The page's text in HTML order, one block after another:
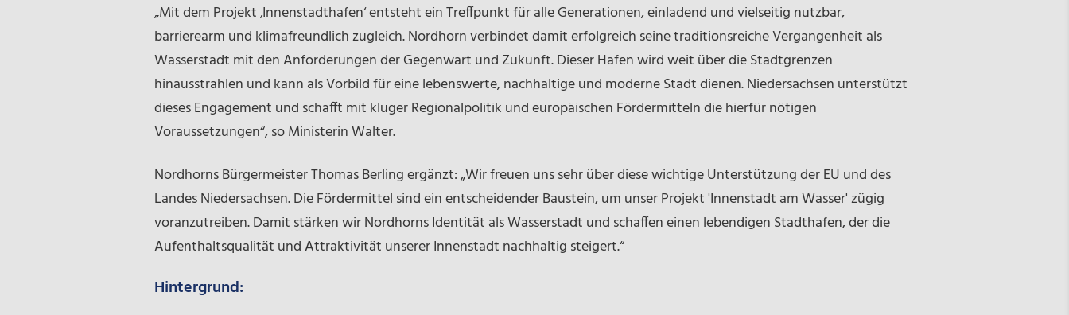
„Mit dem Projekt ‚Innenstadthafen‘ entsteht ein Treffpunkt für alle Generationen, einladend und vielseitig nutzbar,
barrierearm und klimafreundlich zugleich. Nordhorn verbindet damit erfolgreich seine traditionsreiche Vergangenheit als
Wasserstadt mit den Anforderungen der Gegenwart und Zukunft. Dieser Hafen wird weit über die Stadtgrenzen
hinausstrahlen und kann als Vorbild für eine lebenswerte, nachhaltige und moderne Stadt dienen. Niedersachsen unterstützt
dieses Engagement und schafft mit kluger Regionalpolitik und europäischen Fördermitteln die hierfür nötigen
Voraussetzungen“, so Ministerin Walter.
Nordhorns Bürgermeister Thomas Berling ergänzt: „Wir freuen uns sehr über diese wichtige Unterstützung der EU und des
Landes Niedersachsen. Die Fördermittel sind ein entscheidender Baustein, um unser Projekt 'Innenstadt am Wasser' zügig
voranzutreiben. Damit stärken wir Nordhorns Identität als Wasserstadt und schaffen einen lebendigen Stadthafen, der die
Aufenthaltsqualität und Attraktivität unserer Innenstadt nachhaltig steigert.“
Hintergrund: